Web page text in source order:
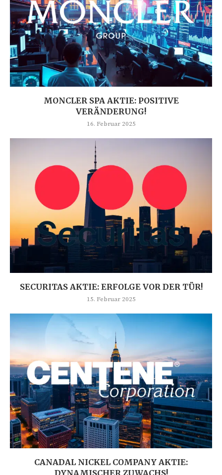
MONCLER SPA AKTIE: POSITIVE
VERÄNDERUNG!
16. Februar 2025
SECURITAS AKTIE: ERFOLGE VOR DER TÜR!
15. Februar 2025
CANADAL NICKEL COMPANY AKTIE:
DYNAMISCHER ZUWACHS!